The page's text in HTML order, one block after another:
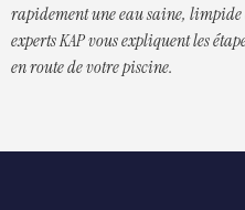
rapidement une eau saine,
experts KAP vous expliquent les
en route de votre piscine.